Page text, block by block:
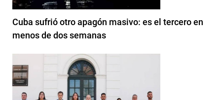
Cuba sufrió otro apagón masivo: es el tercero en
menos de dos semanas